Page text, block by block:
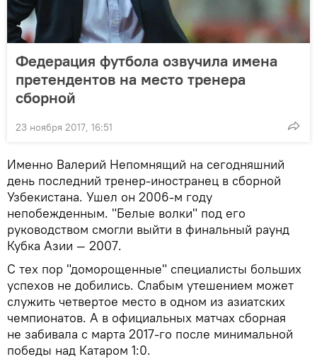
Федерация футбола озвучила имена
претендентов на место тренера
сборной
23 ноября 2017, 16:51
Именно Валерий Непомнящий на сегодняшний
день последний тренер-иностранец в сборной
Узбекистана. Ушел он 2006-м году
непобежденным. "Белые волки" под его
руководством смогли выйти в финальный раунд
Кубка Азии — 2007.
С тех пор "доморощенные" специалисты больших
успехов не добились. Слабым утешением может
служить четвертое место в одном из азиатских
чемпионатов. А в официальных матчах сборная
не забивала с марта 2017-го после минимальной
победы над Катаром 1:0.